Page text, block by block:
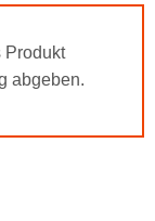
Produkt
abgeben.